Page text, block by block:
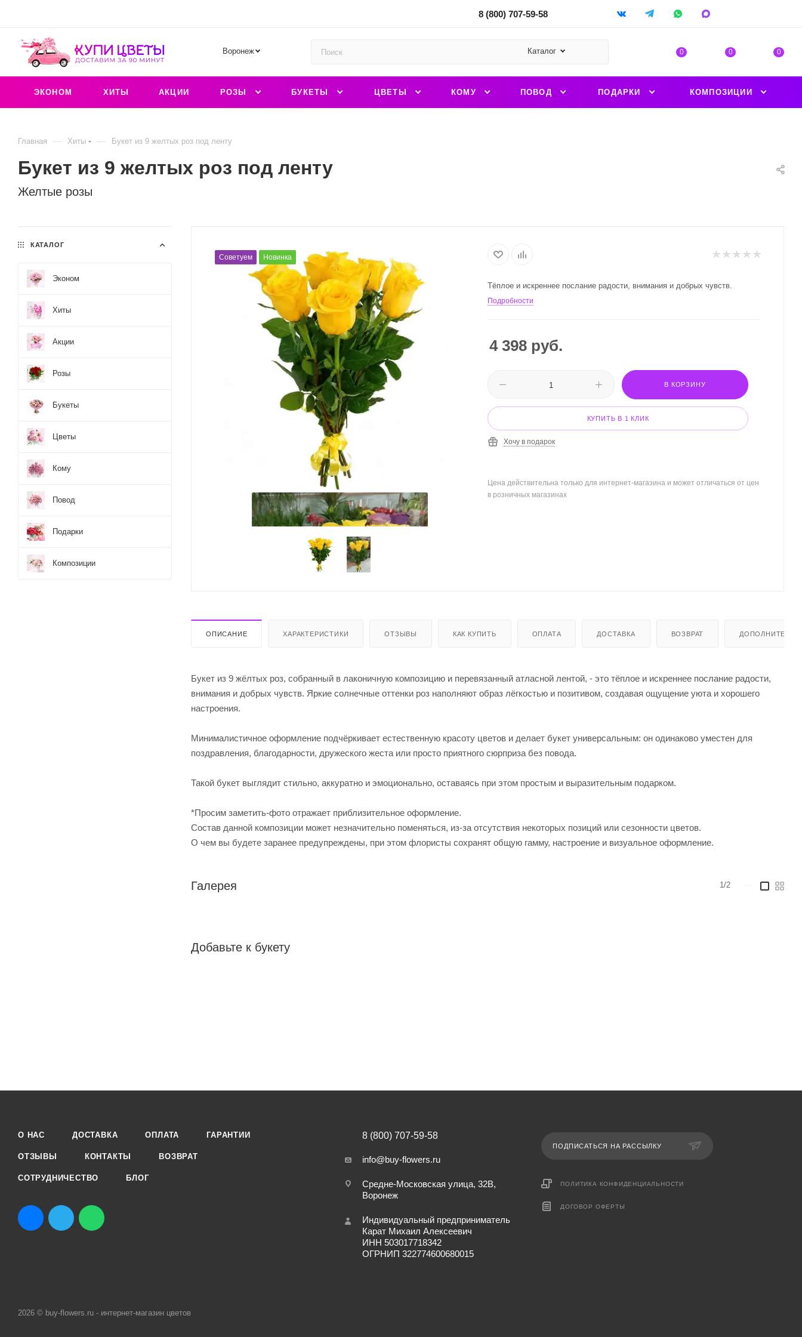
8 (800) 707-59-58
Воронеж Каталог 0 0 0
ЭКОНОМ ХИТЫ АКЦИИ РОЗЫ БУКЕТЫ ЦВЕТЫ КОМУ ПОВОД ПОДАРКИ КОМПОЗИЦИИ
Главная — Хиты — Букет из 9 желтых роз под ленту
Желтые розы
Букет из 9 желтых роз под ленту
Советуем Новинка
Тёплое и искреннее послание радости, внимания и добрых чувств.
Подробности
4 398 руб.
В КОРЗИНУ
КУПИТЬ В 1 КЛИК
Хочу в подарок
Цена действительна только для интернет-магазина и может отличаться от цен
в розничных магазинах
ОПИСАНИЕ ХАРАКТЕРИСТИКИ ОТЗЫВЫ КАК КУПИТЬ ОПЛАТА ДОСТАВКА ВОЗВРАТ
Букет из 9 жёлтых роз, собранный в лаконичную композицию и перевязанный атласной лентой, - это тёплое и искреннее послание радости,
внимания и добрых чувств. Яркие солнечные оттенки роз наполняют образ лёгкостью и позитивом, создавая ощущение уюта и хорошего
настроения.
Минималистичное оформление подчёркивает естественную красоту цветов и делает букет универсальным: он одинаково уместен для
поздравления, благодарности, дружеского жеста или просто приятного сюрприза без повода.
Такой букет выглядит стильно, аккуратно и эмоционально, оставаясь при этом простым и выразительным подарком.
*Просим заметить-фото отражает приблизительное оформление.
Cостав данной композиции может незначительно поменяться, из-за отсутствия некоторых позиций или сезонности цветов.
О чем вы будете заранее предупреждены, при этом флористы сохранят общую гамму, настроение и визуальное оформление.
Галерея 1/2
Добавьте к букету
КАТАЛОГ
Эконом
Хиты
Акции
Розы
Букеты
Цветы
Кому
Повод
Подарки
Композиции
О НАС ДОСТАВКА ОПЛАТА ГАРАНТИИ
ОТЗЫВЫ КОНТАКТЫ ВОЗВРАТ
СОТРУДНИЧЕСТВО БЛОГ
8 (800) 707-59-58
info@buy-flowers.ru
Средне-Московская улица, 32В,
Воронеж
Индивидуальный предприниматель
Карат Михаил Алексеевич
ИНН 503017718342
ОГРНИП 322774600680015
ПОДПИСАТЬСЯ НА РАССЫЛКУ
ПОЛИТИКА КОНФИДЕНЦИАЛЬНОСТИ
ДОГОВОР ОФЕРТЫ
2026 © buy-flowers.ru - интернет-магазин цветов